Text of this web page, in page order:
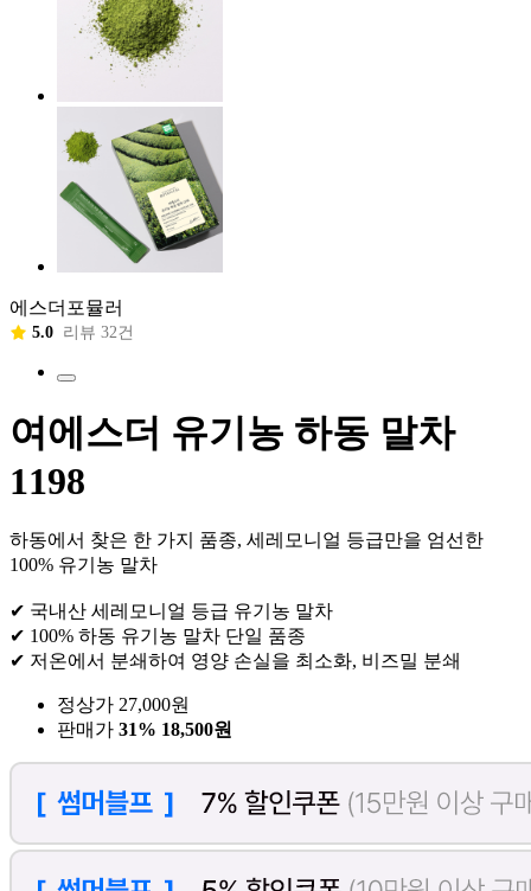
에스더포뮬러
5.0 리뷰 32건
여에스더 유기농 하동 말차
1198
하동에서 찾은 한 가지 품종, 세레모니얼 등급만을 엄선한
100% 유기농 말차
✔ 국내산 세레모니얼 등급 유기농 말차
✔ 100% 하동 유기농 말차 단일 품종
✔ 저온에서 분쇄하여 영양 손실을 최소화, 비즈밀 분쇄
정상가 27,000원
판매가 31% 18,500원